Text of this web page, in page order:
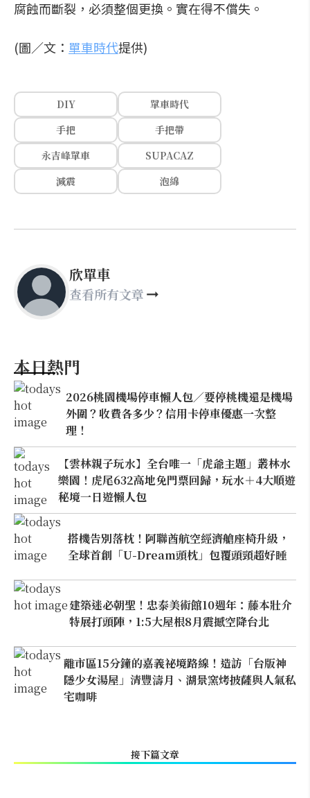
腐蝕而斷裂，必須整個更換。實在得不償失。
(圖／文： 單車時代提供)
DIY
單車時代
手把
手把帶
永吉峰單車
SUPACAZ
減震
泡綿
欣單車
查看所有文章
本日熱門
2026桃園機場停車懶人包／要停桃機還是機場
外圍？收費各多少？信用卡停車優惠一次整
理！
【雲林親子玩水】全台唯一「虎爺主題」叢林水
樂園！虎尾632高地免門票回歸，玩水＋4大順遊
秘境一日遊懶人包
搭機告別落枕！阿聯酋航空經濟艙座椅升級，
全球首創「U-Dream頭枕」包覆頭頸超好睡
建築迷必朝聖！忠泰美術館10週年：藤本壯介
特展打頭陣，1:5大屋根8月震撼空降台北
離市區15分鐘的嘉義祕境路線！造訪「台版神
隱少女湯屋」清豐濤月、湖景窯烤披薩與人氣私
宅咖啡
接下篇文章